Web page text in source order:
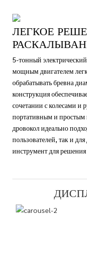
ЛЕГКОЕ
5-тонный
мощным двигателем
обрабатывать бревна
конструкция
сочетании с колесами и
портативным и простым
дровокол идеально
пользователей, так и
инструмент для решения